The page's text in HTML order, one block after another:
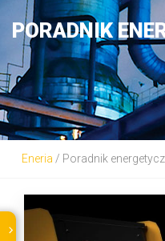
PORADNIK
Eneria / Poradnik